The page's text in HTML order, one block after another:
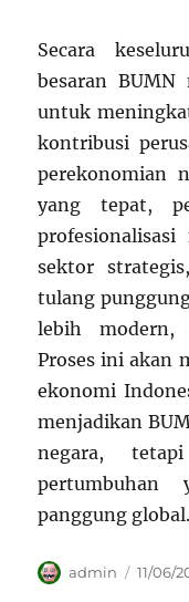
Secara
besaran BUMN
untuk
kontribusi
perekonomian
yang tepat,
sektor
tulang
lebih modern,
Proses ini akan
ekonomi
menjadikan
negara,
panggung global.
Author
admin
Posted
11/06/